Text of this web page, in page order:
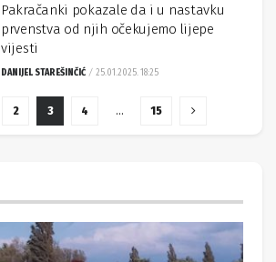
Pakračanki pokazale da i u nastavku
prvenstva od njih očekujemo lijepe
vijesti
DANIJEL STAREŠINČIĆ 25.01.2025. 18:25
2 3 4 … 15